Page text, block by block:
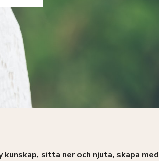
sitta ner och njuta, skapa med